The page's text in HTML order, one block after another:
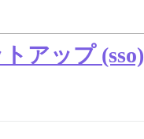
アップ (sso)